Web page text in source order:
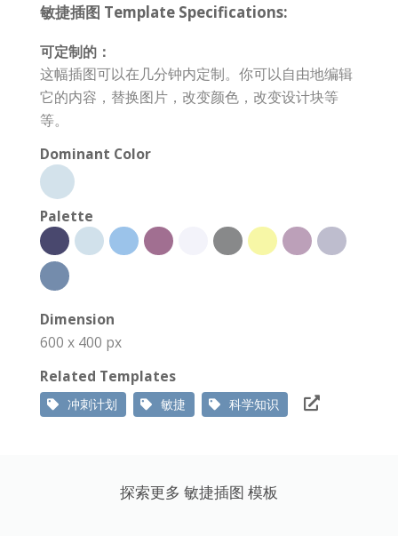
敏捷插图 Template Specifications:
可定制的：
这幅插图可以在几分钟内定制。你可以自由地编辑
它的内容，替换图片，改变颜色，改变设计块等
等。
Dominant Color
Palette
Dimension
600 x 400 px
Related Templates
冲刺计划 敏捷 科学知识
探索更多 敏捷插图 模板